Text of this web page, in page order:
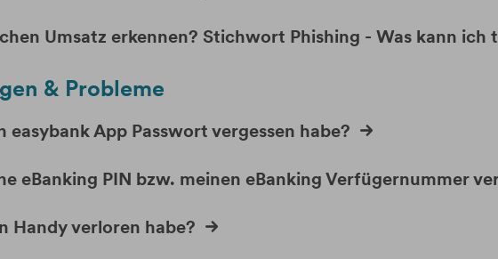
Umsatz erkennen? Stichwort Phishing - Was kann ich
& Probleme
App Passwort vergessen habe?
eBanking PIN bzw. meinen eBanking Verfügernummer
Handy verloren habe?